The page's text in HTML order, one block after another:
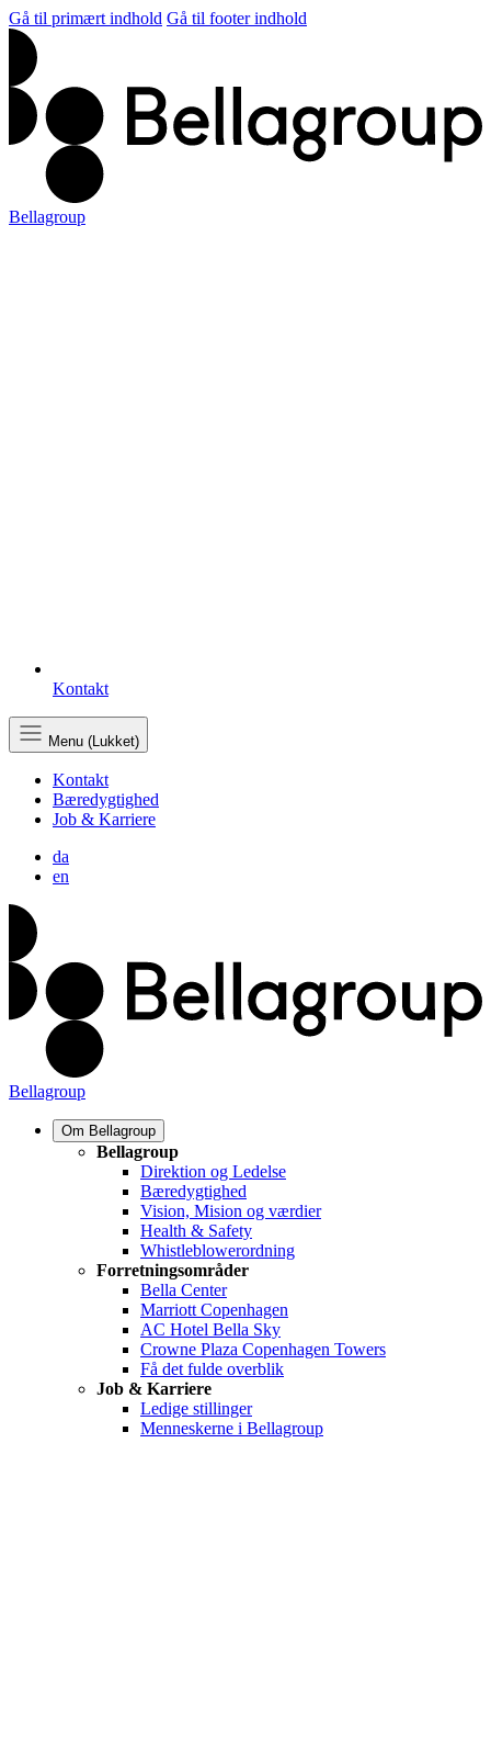
Gå til primært indhold Gå til footer indhold
Bellagroup
Kontakt
Menu (Lukket)
Kontakt
Bæredygtighed
Job & Karriere
da
en
Bellagroup
Om Bellagroup
Bellagroup
Direktion og Ledelse
Bæredygtighed
Vision, Mision og værdier
Health & Safety
Whistleblowerordning
Forretningsområder
Bella Center
Marriott Copenhagen
AC Hotel Bella Sky
Crowne Plaza Copenhagen Towers
Få det fulde overblik
Job & Karriere
Ledige stillinger
Menneskerne i Bellagroup